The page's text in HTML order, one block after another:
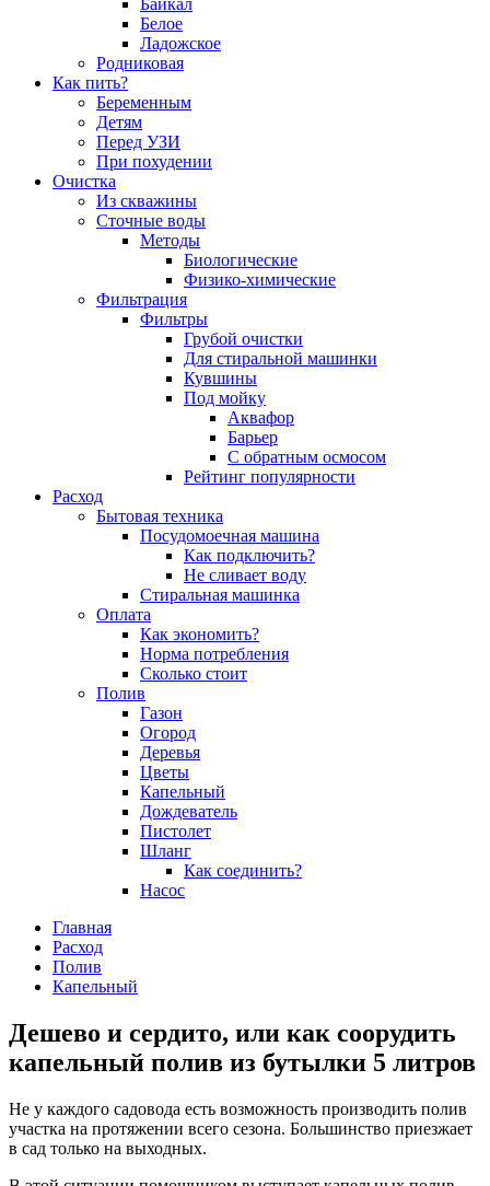
Байкал
Белое
Ладожское
Родниковая
Как пить?
Беременным
Детям
Перед УЗИ
При похудении
Очистка
Из скважины
Сточные воды
Методы
Биологические
Физико-химические
Фильтрация
Фильтры
Грубой очистки
Для стиральной машинки
Кувшины
Под мойку
Аквафор
Барьер
С обратным осмосом
Рейтинг популярности
Расход
Бытовая техника
Посудомоечная машина
Как подключить?
Не сливает воду
Стиральная машинка
Оплата
Как экономить?
Норма потребления
Сколько стоит
Полив
Газон
Огород
Деревья
Цветы
Капельный
Дождеватель
Пистолет
Шланг
Как соединить?
Насос
Главная
Расход
Полив
Капельный
Дешево и сердито, или как соорудить
капельный полив из бутылки 5 литров
Не у каждого садовода есть возможность производить полив
участка на протяжении всего сезона. Большинство приезжает
в сад только на выходных.